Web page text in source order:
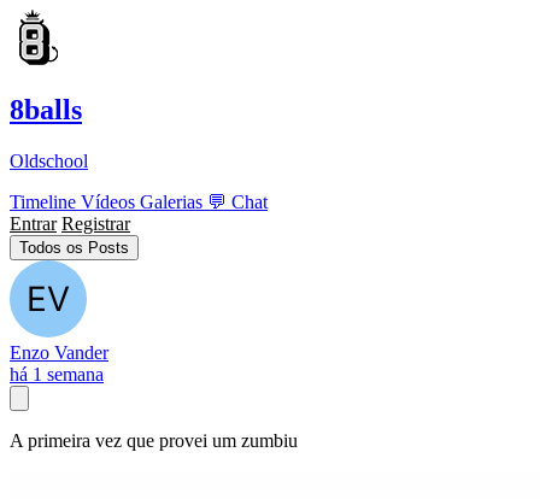
8balls
Oldschool
Timeline Vídeos Galerias 💬 Chat
Entrar Registrar
Todos os Posts
Enzo Vander
há 1 semana
A primeira vez que provei um zumbiu